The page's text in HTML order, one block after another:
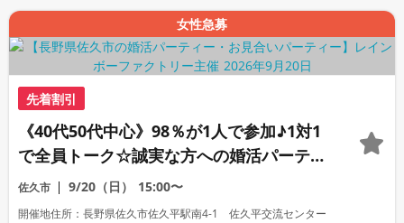
女性急募
先着割引
《40代50代中心》98％が1人で参加♪1対1
で全員トーク☆誠実な方への婚活パーティ
ー
佐久市 9/20（日） 15:00〜
開催地住所：長野県佐久市佐久平駅南4-1 佐久平交流センター